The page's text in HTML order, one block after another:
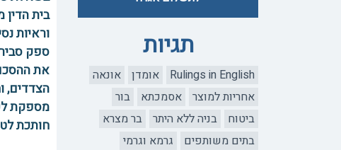
תגיות
Rulings in English אומדן
אונאה
אחריות למוצר
אסמכתא
בור
ביטוח
בניה ללא היתר
בר מצרא
בתים משותפים
גרמא וגרמי
בית
וראיות
ספק
הצדדים,
מספקת
חותכת